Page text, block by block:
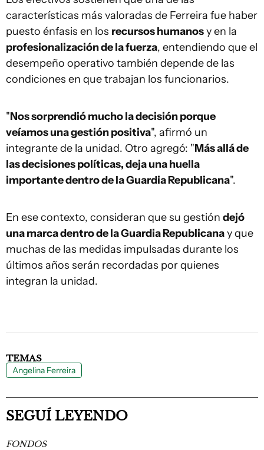
características más valoradas de Ferreira fue haber
puesto énfasis en los recursos humanosy en la
profesionalización de la fuerza, entendiendo que el
desempeño operativo también depende de las
condiciones en que trabajan los funcionarios.
"Nos sorprendió mucho la decisión porque
veíamos una gestión positiva", afirmó un
integrante de la unidad. Otro agregó: "Más allá de
las decisiones políticas, deja una huella
importante dentro de la Guardia Republicana".
En ese contexto, consideran que su gestión dejó
una marca dentro de la Guardia Republicanay que
muchas de las medidas impulsadas durante los
últimos años serán recordadas por quienes
integran la unidad.
TEMAS
Angelina Ferreira
SEGUÍ LEYENDO
FONDOS